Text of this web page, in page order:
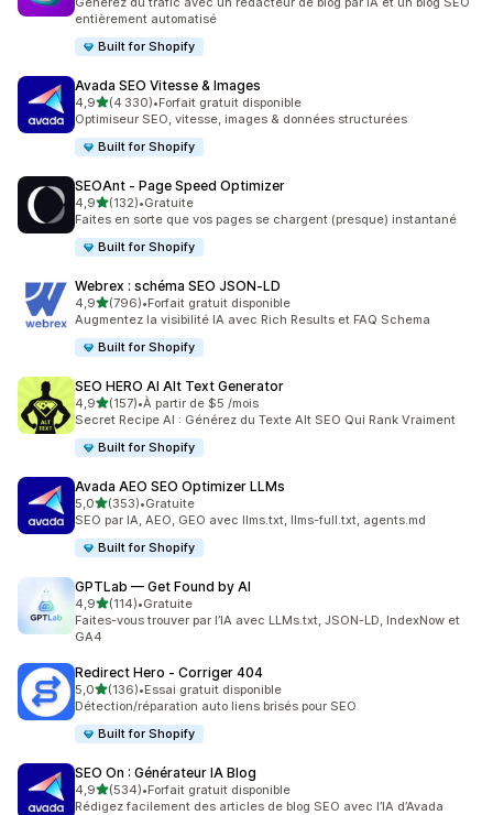
entièrement automatisé
Built for Shopify
Avada SEO Vitesse & Images
4,9étoile(s) sur 5
(4 330)
4330 avis au total
•Forfait gratuit disponible
Optimiseur SEO, vitesse, images & données structurées
Built for Shopify
SEOAnt ‑ Page Speed Optimizer
4,9étoile(s) sur 5
(132)
132 avis au total
•Gratuite
Faites en sorte que vos pages se chargent (presque) instantané
Built for Shopify
Webrex : schéma SEO JSON‑LD
4,9étoile(s) sur 5
(796)
796 avis au total
•Forfait gratuit disponible
Augmentez la visibilité IA avec Rich Results et FAQ Schema
Built for Shopify
SEO HERO AI Alt Text Generator
4,9étoile(s) sur 5
(157)
157 avis au total
•À partir de $5 /mois
Secret Recipe AI : Générez du Texte Alt SEO Qui Rank Vraiment
Built for Shopify
Avada AEO SEO Optimizer LLMs
5,0étoile(s) sur 5
(353)
353 avis au total
•Gratuite
SEO par IA, AEO, GEO avec llms.txt, llms-full.txt, agents.md
Built for Shopify
GPTLab — Get Found by AI
4,9étoile(s) sur 5
(114)
114 avis au total
•Gratuite
Faites-vous trouver par l’IA avec LLMs.txt, JSON-LD, IndexNow et
GA4
Redirect Hero ‑ Corriger 404
5,0étoile(s) sur 5
(136)
136 avis au total
•Essai gratuit disponible
Détection/réparation auto liens brisés pour SEO
Built for Shopify
SEO On : Générateur IA Blog
4,9étoile(s) sur 5
(534)
534 avis au total
•Forfait gratuit disponible
Rédigez facilement des articles de blog SEO avec l’IA d’Avada